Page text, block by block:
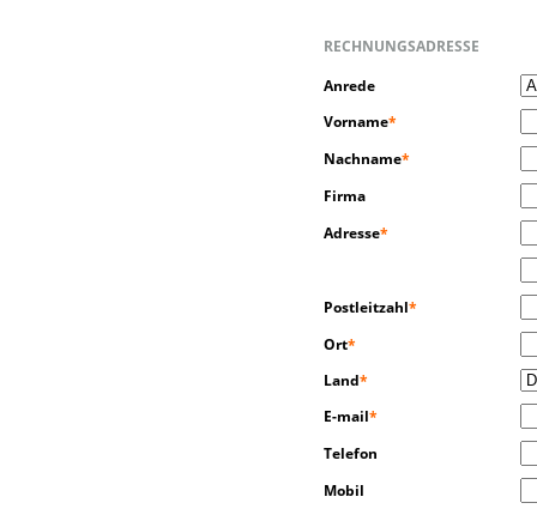
RECHNUNGSADRESSE
Anrede
Vorname*
Nachname*
Firma
Adresse*
Postleitzahl*
Ort*
Land*
E-mail*
Telefon
Mobil